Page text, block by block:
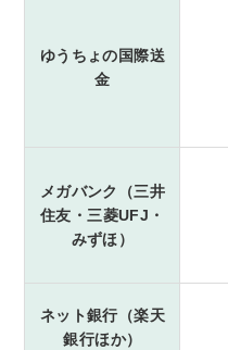
ゆうちょの国際送
金
メガバンク（三井
住友・三菱UFJ・
みずほ）
ネット銀行（楽天
銀行ほか）